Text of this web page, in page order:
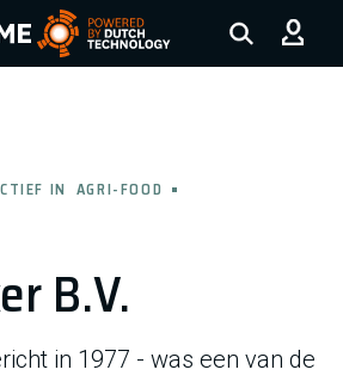
Logo, to the homepage
B.V.
IN AGRI-FOOD
in 1977 - was een van de